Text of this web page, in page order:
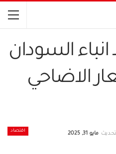
انباء السودان
الاضاحي
اقتصاد مايو 31, 2025